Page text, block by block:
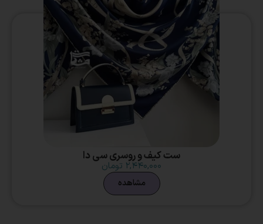
ست کیف و روسری سی دا
۲,۴۴۰,۰۰۰ تومان
مشاهده